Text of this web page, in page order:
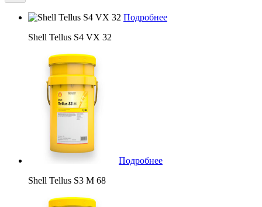
Подробнее
Shell Tellus S4 VX 32
Подробнее
Shell Tellus S3 M 68